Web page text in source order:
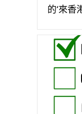
的‘來香